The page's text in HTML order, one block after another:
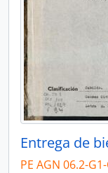
Entrega de
PE AGN 06.2-